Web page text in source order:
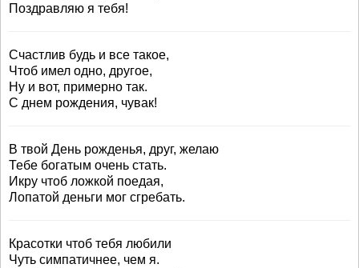
Поздравляю я тебя!
Счастлив будь и все такое,
Чтоб имел одно, другое,
Ну и вот, примерно так.
С днем рождения, чувак!
В твой День рожденья, друг, желаю
Тебе богатым очень стать.
Икру чтоб ложкой поедая,
Лопатой деньги мог сгребать.
Красотки чтоб тебя любили
Чуть симпатичнее, чем я.